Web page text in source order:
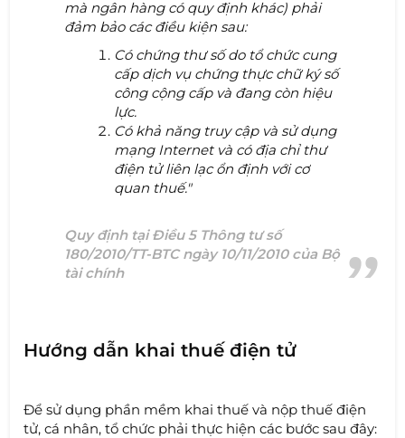
mà ngân hàng có quy định khác) phải
đảm bảo các điều kiện sau:
Có chứng thư số do tổ chức cung
cấp dịch vụ chứng thực chữ ký số
công cộng cấp và đang còn hiệu
lực.
Có khả năng truy cập và sử dụng
mạng Internet và có địa chỉ thư
điện tử liên lạc ổn định với cơ
quan thuế."
Quy định tại Điều 5 Thông tư số
180/2010/TT-BTC ngày 10/11/2010 của Bộ
tài chính
Hướng dẫn khai thuế điện tử
Để sử dụng phần mềm khai thuế và nộp thuế điện
tử, cá nhân, tổ chức phải thực hiện các bước sau đây: